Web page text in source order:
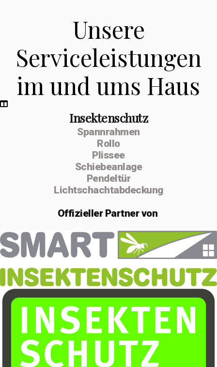
Unsere
Serviceleistungen
im und ums Haus
Insektenschutz
Spannrahmen
Rollo
Plissee
Schiebeanlage
Pendeltür
Lichtschachtabdeckung
OffiziellerPartner von